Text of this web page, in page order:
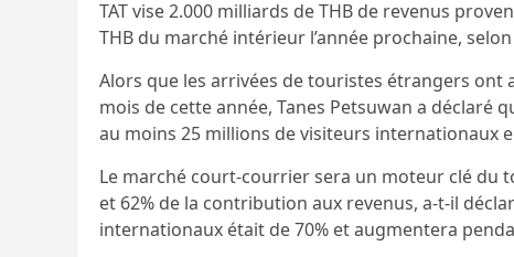
TAT vise 2.000 milliards de THB de revenus
THB du marché intérieur l’année prochaine, selon
Alors que les arrivées de touristes étrangers
mois de cette année, Tanes Petsuwan a déclaré
au moins 25 millions de visiteurs internationaux
Le marché court-courrier sera un moteur clé du
et 62% de la contribution aux revenus, a-t-il
internationaux était de 70% et augmentera